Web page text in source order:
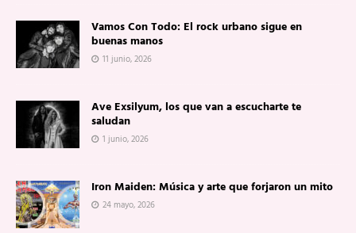
Vamos Con Todo: El rock urbano sigue en
buenas manos
11 junio, 2026
Ave Exsilyum, los que van a escucharte te
saludan
1 junio, 2026
Iron Maiden: Música y arte que forjaron un mito
24 mayo, 2026